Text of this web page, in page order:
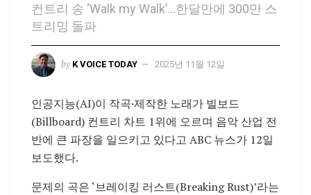
컨트리 송 ‘Walk my Walk’…한달만에 300만 스
트리밍 돌파
by K VOICE TODAY 2025년 11월 12일
인공지능(AI)이 작곡·제작한 노래가 빌보드
(Billboard) 컨트리 차트 1위에 오르며 음악 산업 전
반에 큰 파장을 일으키고 있다고 ABC 뉴스가 12일
보도했다.
문제의 곡은 ‘브레이킹 러스트(Breaking Rust)’라는